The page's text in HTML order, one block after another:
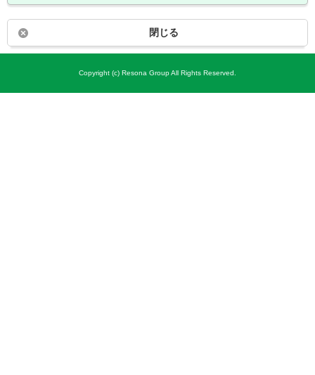
閉じる
Copyright (c) Resona Group All Rights Reserved.